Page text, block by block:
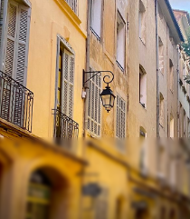
URBANISME ORGANIQUE